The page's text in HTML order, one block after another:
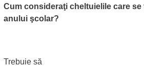
Cum consideraţi cheltuielile care
anului şcolar?
Trebuie să